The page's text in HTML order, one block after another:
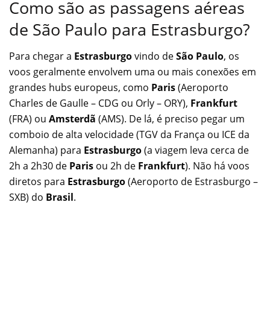
Como são as passagens aéreas
de São Paulo para Estrasburgo?
Para chegar a Estrasburgovindo deSão Paulo, os
voos geralmente envolvem uma ou mais conexões em
grandes hubs europeus, como Paris(Aeroporto
Charles de Gaulle – CDG ou Orly – ORY), Frankfurt
(FRA) ou Amsterdã (AMS). De lá, é preciso pegar um
comboio de alta velocidade (TGV da França ou ICE da
Alemanha) para Estrasburgo(a viagem leva cerca de
2h a 2h30 de Paris ou 2h de Frankfurt). Não há voos
diretos para Estrasburgo(Aeroporto de Estrasburgo –
SXB) do Brasil.